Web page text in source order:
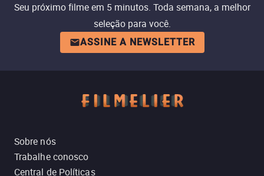
Seu próximo filme em 5 minutos. Toda semana, a melhor
seleção para você.
ASSINE A NEWSLETTER
Sobre nós
Trabalhe conosco
Central de Políticas